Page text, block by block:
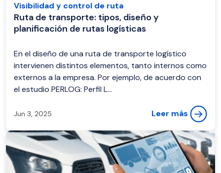
Visibilidad y control de ruta
Ruta de transporte: tipos, diseño y
planificación de rutas logísticas
En el diseño de una ruta de transporte logístico
intervienen distintos elementos, tanto internos como
externos a la empresa. Por ejemplo, de acuerdo con
el estudio PERLOG: Perfil L...
Jun 3, 2025 Leer más